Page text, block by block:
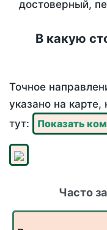
достоверный,
В какую
Точное
указано на
тут:
Показать
Часто